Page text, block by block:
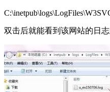
双击后就能看到该网站的日志